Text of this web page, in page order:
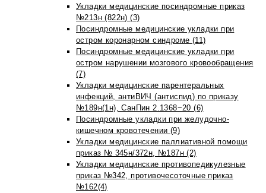
Укладки медицинские посиндромные приказ
№213н (822н) (3)
Посиндромные медицинские укладки при
остром коронарном синдроме (11)
Посиндромные медицинские укладки при
остром нарушении мозгового кровообращения
(7)
Укладки медицинские парентеральных
инфекций, антиВИЧ (антиспид) по приказу
№189н(1н), СанПин 2.1368−20 (6)
Посиндромные укладки при желудочно-
кишечном кровотечении (9)
Укладки медицинские паллиативной помощи
приказ № 345н/372н, №187н (2)
Укладки медицинские противопедикулезные
приказ №342, противочесоточные приказ
№162(4)